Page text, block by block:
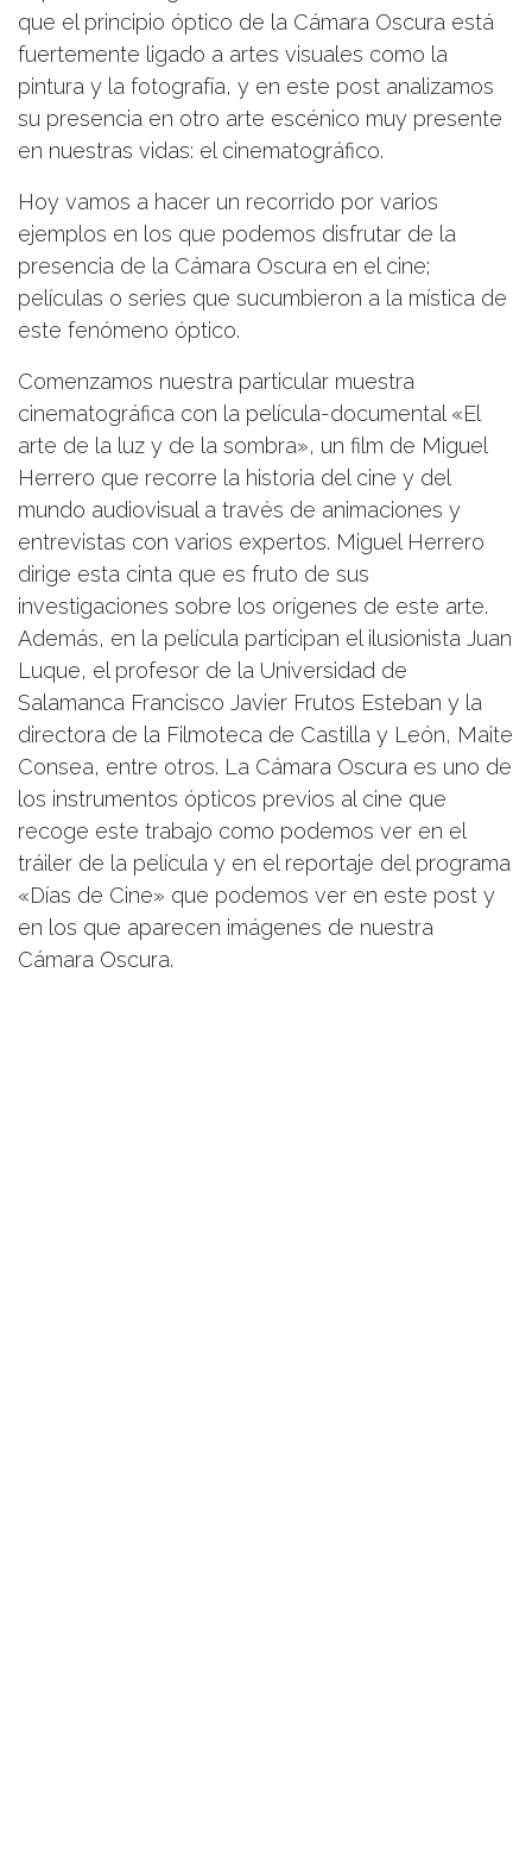
que el principio óptico de la Cámara Oscura está
fuertemente ligado a artes visuales como la
pintura y la fotografía, y en este post analizamos
su presencia en otro arte escénico muy presente
en nuestras vidas: el cinematográfico.
Hoy vamos a hacer un recorrido por varios
ejemplos en los que podemos disfrutar de la
presencia de la Cámara Oscura en el cine;
películas o series que sucumbieron a la mística de
este fenómeno óptico.
Comenzamos nuestra particular muestra
cinematográfica con la película-documental «El
arte de la luz y de la sombra», un film de Miguel
Herrero que recorre la historia del cine y del
mundo audiovisual a través de animaciones y
entrevistas con varios expertos. Miguel Herrero
dirige esta cinta que es fruto de sus
investigaciones sobre los orígenes de este arte.
Además, en la película participan el ilusionista Juan
Luque, el profesor de la Universidad de
Salamanca Francisco Javier Frutos Esteban y la
directora de la Filmoteca de Castilla y León, Maite
Consea, entre otros. La Cámara Oscura es uno de
los instrumentos ópticos previos al cine que
recoge este trabajo como podemos ver en el
tráiler de la película y en el reportaje del programa
«Días de Cine» que podemos ver en este post y
en los que aparecen imágenes de nuestra
Cámara Oscura.